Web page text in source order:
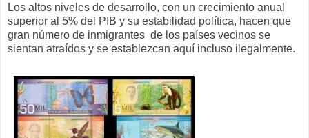
Los altos niveles de desarrollo, con un crecimiento anual
superior al 5% del PIB y su estabilidad política, hacen que
gran número de inmigrantes de los países vecinos se
sientan atraídos y se establezcan aquí incluso ilegalmente.